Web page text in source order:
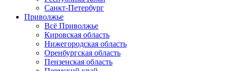
Санкт-Петербург
Приволжье
Всё Приволжье
Кировская область
Нижегородская область
Оренбургская область
Пензенская область